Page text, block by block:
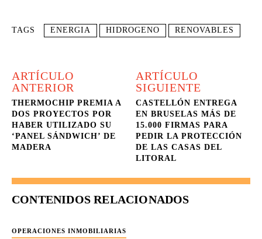
TAGS ENERGIA HIDROGENO RENOVABLES
ARTÍCULO
ANTERIOR
THERMOCHIP PREMIA A
DOS PROYECTOS POR
HABER UTILIZADO SU
‘PANEL SÁNDWICH’ DE
MADERA
ARTÍCULO
SIGUIENTE
CASTELLÓN ENTREGA
EN BRUSELAS MÁS DE
15.000 FIRMAS PARA
PEDIR LA PROTECCIÓN
DE LAS CASAS DEL
LITORAL
CONTENIDOS RELACIONADOS
OPERACIONES INMOBILIARIAS